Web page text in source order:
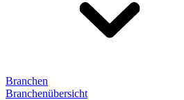
Branchen
Branchenübersicht